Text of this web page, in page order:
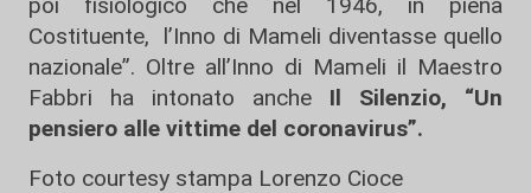
Costituente, l’Inno di Mameli diventasse quello
nazionale”. Oltre all’Inno di Mameli il Maestro
Fabbri ha intonato anche Il Silenzio, “Un
pensiero alle vittime del coronavirus”.
Foto courtesy stampa Lorenzo Cioce